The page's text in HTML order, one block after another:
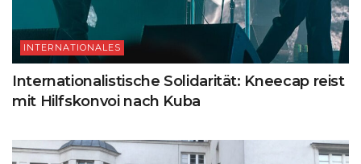
INTERNATIONALES
Internationalistische Solidarität: Kneecap reist
mit Hilfskonvoi nach Kuba